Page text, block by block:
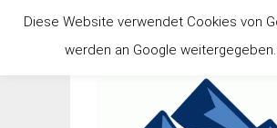
Inhalt
springen
Diese Website verwendet Cookies von
werden an Google